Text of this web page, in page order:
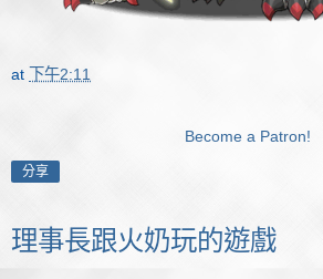
at 下午2:11
Become a Patron!
分享
理事長跟火奶玩的遊戲